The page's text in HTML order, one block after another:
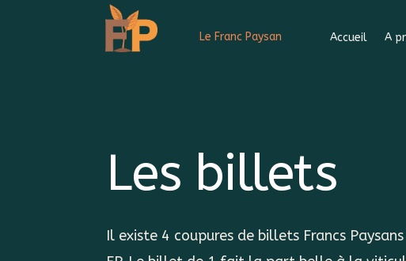
Le Franc Paysan Accueil A
Les billets
Il existe 4 coupures de billets Francs